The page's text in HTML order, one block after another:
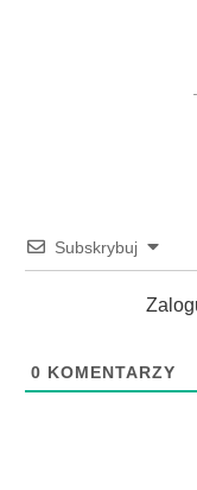
Subskrybuj
0 KOMENTARZY